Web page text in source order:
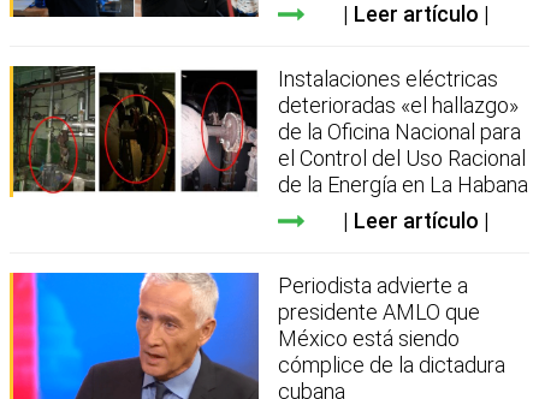
Leer artículo
Instalaciones eléctricas
deterioradas «el hallazgo»
de la Oficina Nacional para
el Control del Uso Racional
de la Energía en La Habana
Leer artículo
Periodista advierte a
presidente AMLO que
México está siendo
cómplice de la dictadura
cubana